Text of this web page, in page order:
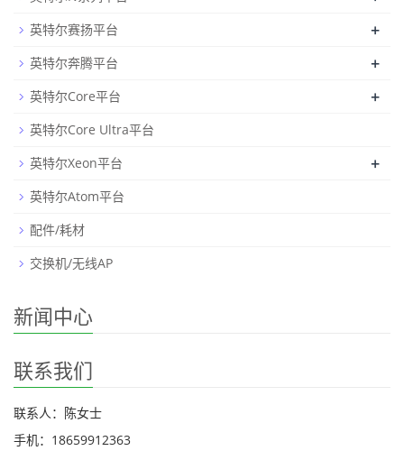
英特尔赛扬平台 +
英特尔奔腾平台 +
英特尔Core平台 +
英特尔Core Ultra平台
英特尔Xeon平台
+
英特尔Atom平台
配件/耗材
交换机/无线AP
新闻中心
联系我们
联系人：陈女士
手机：18659912363